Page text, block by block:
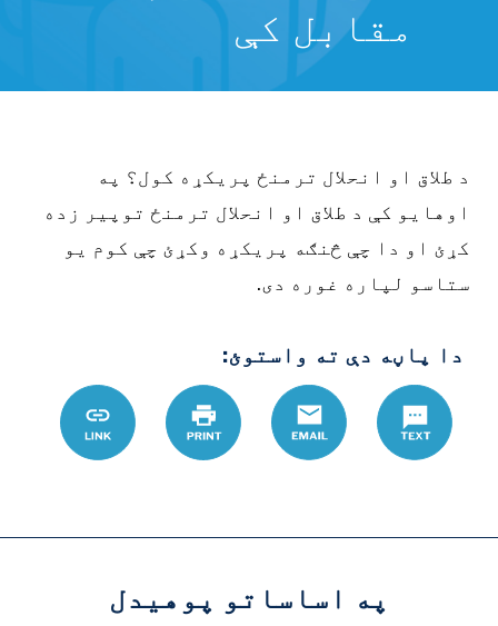
مقابل کې
د طلاق او انحلال ترمنځ پریکړه کول؟ په
اوهایو کې د طلاق او انحلال ترمنځ توپیر زده
کړئ او دا چې څنګه پریکړه وکړئ چې کوم یو
ستاسو لپاره غوره دی.
دا پاڼه دې ته واستوئ:
Text
Email چاپ Link
په اساساتو پوهیدل